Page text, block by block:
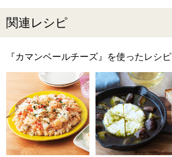
関連レシピ
『カマンベールチーズ』を使ったレシピ